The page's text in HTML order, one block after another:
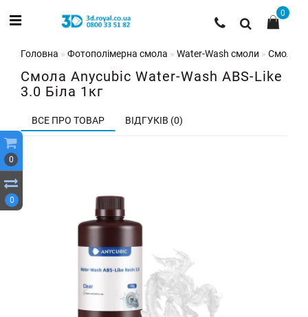
0
0
0
Головна Фотополімерна смола Water-Wash смоли Смола
Смола Anycubic Water-Wash ABS-Like
3.0 Біла 1кг
ВСЕ ПРО ТОВАР ВІДГУКІВ (0)